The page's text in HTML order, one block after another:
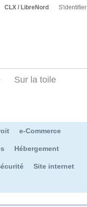
CLX / LibreNord S'identifier
Sur la toile
e-Commerce
Hébergement
Site internet